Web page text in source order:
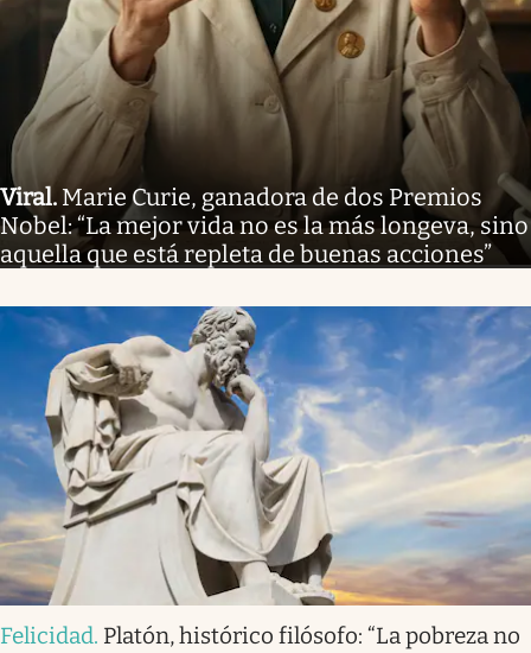
Viral. Marie Curie, ganadora de dos Premios
Nobel: “La mejor vida no es la más longeva, sino
aquella que está repleta de buenas acciones”
Felicidad. Platón, histórico filósofo: “La pobreza no